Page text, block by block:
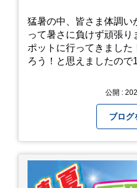
猛暑の中、皆さま体調い
って暑さに負けず頑張り
ポットに行ってきました
ろう！と思えましたので
公開 :
ブログ